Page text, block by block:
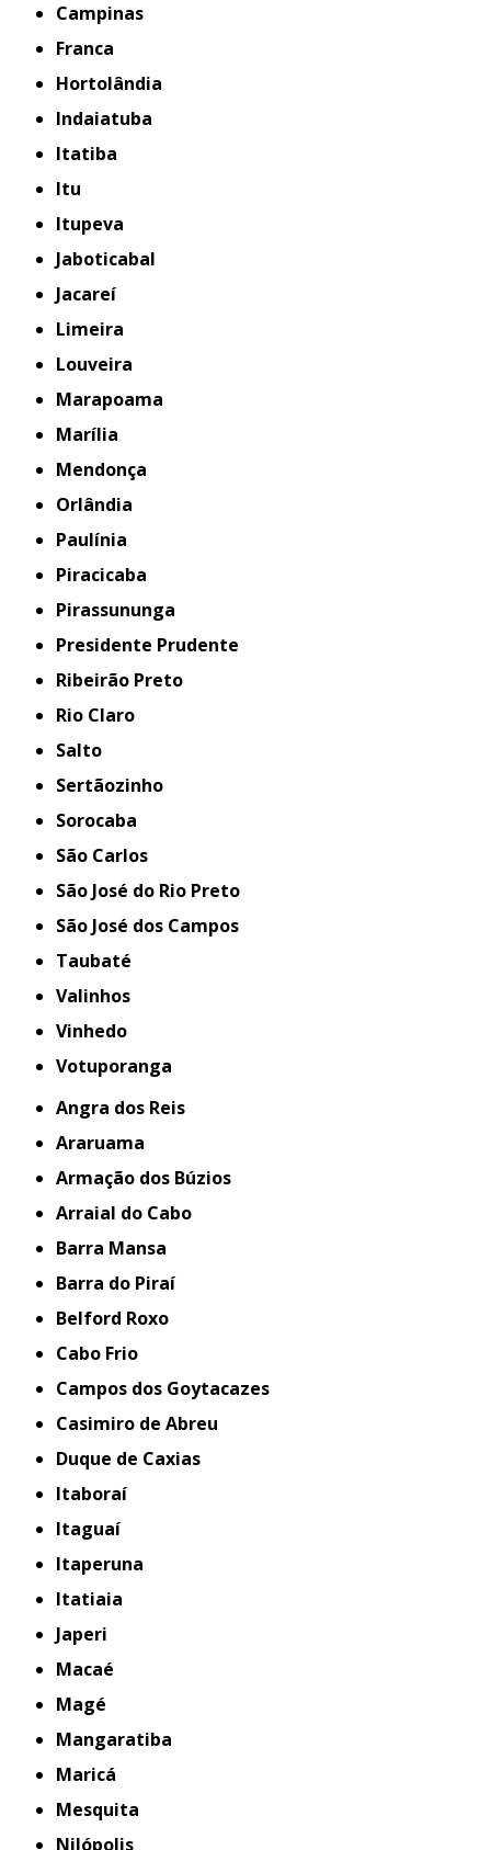
Campinas
Franca
Hortolândia
Indaiatuba
Itatiba
Itu
Itupeva
Jaboticabal
Jacareí
Limeira
Louveira
Marapoama
Marília
Mendonça
Orlândia
Paulínia
Piracicaba
Pirassununga
Presidente Prudente
Ribeirão Preto
Rio Claro
Salto
Sertãozinho
Sorocaba
São Carlos
São José do Rio Preto
São José dos Campos
Taubaté
Valinhos
Vinhedo
Votuporanga
Angra dos Reis
Araruama
Armação dos Búzios
Arraial do Cabo
Barra Mansa
Barra do Piraí
Belford Roxo
Cabo Frio
Campos dos Goytacazes
Casimiro de Abreu
Duque de Caxias
Itaboraí
Itaguaí
Itaperuna
Itatiaia
Japeri
Macaé
Magé
Mangaratiba
Maricá
Mesquita
Nilópolis